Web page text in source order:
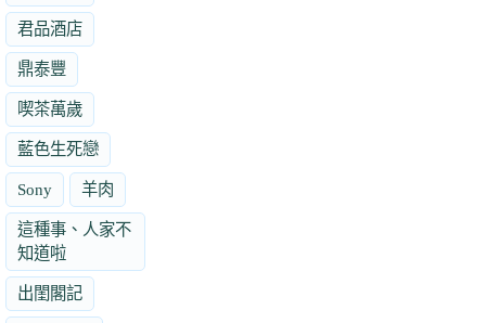
君品酒店
鼎泰豐
喫茶萬歲
藍色生死戀
Sony 羊肉
這種事、人家不
知道啦
出閨閣記